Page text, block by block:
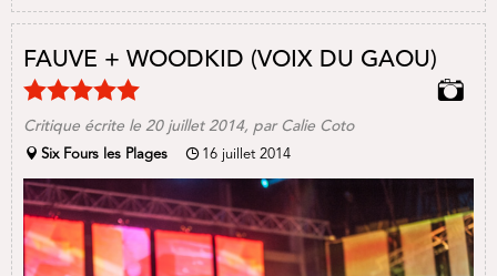
FAUVE + WOODKID (VOIX DU GAOU)
Critique écrite le 20 juillet 2014, par Calie Coto
Six Fours les Plages 16 juillet 2014